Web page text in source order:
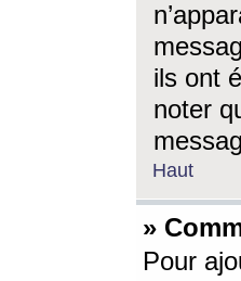
ils ont
noter
Haut
»
Pour